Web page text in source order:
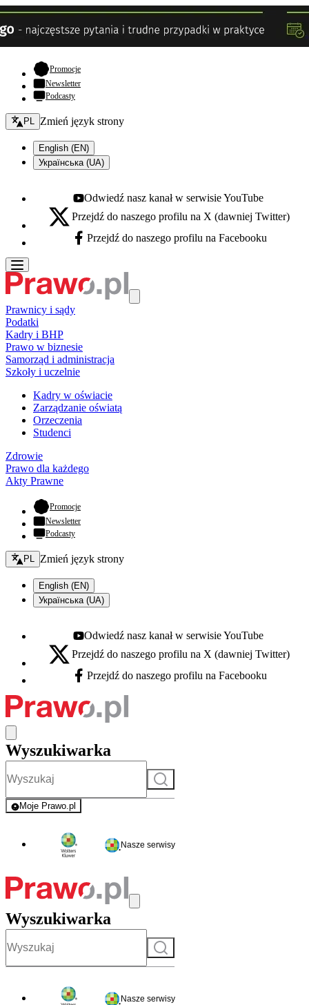
Promocje- otwiera się w nowej karcie
Newsletter
Podcasty
Zmień język - bieżący:
PL Zmień język strony
English (EN)
Українська (UA)
Youtube - otwiera się w nowej karcie
Odwiedź nasz kanał w serwisie YouTube
X - otwiera się w nowej karcie
Przejdź do naszego profilu na X (dawniej Twitter)
Facebook - otwiera się w nowej karcie
Przejdź do naszego profilu na Facebooku
Prawnicy i sądy
Podatki
Kadry i BHP
Prawo w biznesie
Samorząd i administracja
Szkoły i uczelnie
Kadry w oświacie
Zarządzanie oświatą
Orzeczenia
Studenci
Zdrowie
Prawo dla każdego
Akty Prawne
Promocje- otwiera się w nowej karcie
Newsletter
Podcasty
Zmień język - bieżący:
PL Zmień język strony
English (EN)
Українська (UA)
Youtube - otwiera się w nowej karcie
Odwiedź nasz kanał w serwisie YouTube
X - otwiera się w nowej karcie
Przejdź do naszego profilu na X (dawniej Twitter)
Facebook - otwiera się w nowej karcie
Przejdź do naszego profilu na Facebooku
Wyszukiwarka
Szukaj
Moje Prawo.pl
- rejestracja i logowanie do serwisu
Nasze serwisy
Wyszukiwarka
Szukaj
Nasze serwisy